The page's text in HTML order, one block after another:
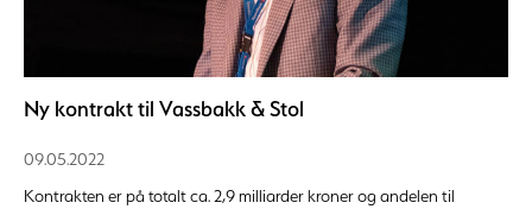
Ny kontrakt til Vassbakk & Stol
09.05.2022
Kontrakten er på totalt ca. 2,9 milliarder kroner og andelen til